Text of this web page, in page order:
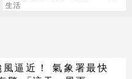
生活
風逼近！ 氣象署最快